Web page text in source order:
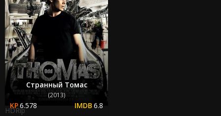
Странный Томас
(2013)
6.578 6.8
HDRip